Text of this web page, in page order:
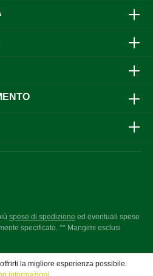
spese di spedizione ed eventuali spese
specificato. ** Mangimi esclusi
la migliore esperienza possibile.